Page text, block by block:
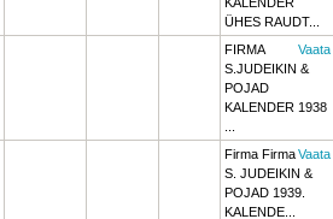
ÜHES RAUDT...
Vaata
FIRMA
S.JUDEIKIN &
POJAD
KALENDER 1938
Vaata
Firma Firma
S. JUDEIKIN &
POJAD 1939.
KALENDE...